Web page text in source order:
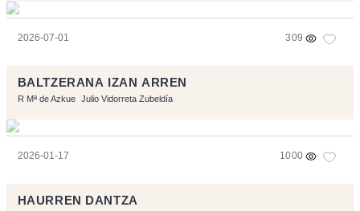
2026-07-01 309
BALTZERANA IZAN ARREN
R Mª de Azkue Julio Vidorreta Zubeldía
2026-01-17 1000
HAURREN DANTZA